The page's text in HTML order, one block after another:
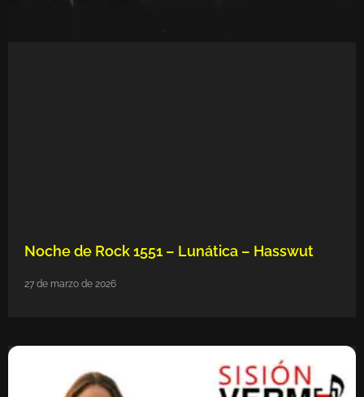
Noche de Rock 1551 – Lunática – Hasswut
27 de marzo de 2026